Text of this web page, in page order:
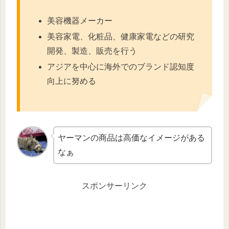
美容機器メーカー
美容家電、化粧品、健康家電などの研究
開発、製造、販売を行う
アジアを中心に海外でのブランド認知度
向上に努める
ヤーマンの商品は高価なイメージがある
なぁ
スポンサーリンク